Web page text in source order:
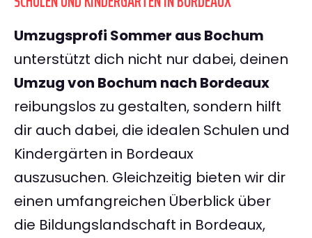
Umzugsprofi Sommer aus Bochum
unterstützt dich nicht nur dabei, deinen
Umzug von Bochum nach Bordeaux
reibungslos zu gestalten, sondern hilft
dir auch dabei, die idealen Schulen und
Kindergärten in Bordeaux
auszusuchen. Gleichzeitig bieten wir dir
einen umfangreichen Überblick über
die Bildungslandschaft in Bordeaux,